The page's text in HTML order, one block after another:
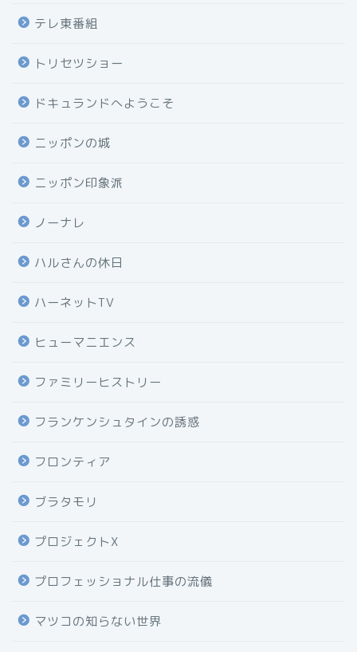
テレ東番組
トリセツショー
ドキュランドへようこそ
ニッポンの城
ニッポン印象派
ノーナレ
ハルさんの休日
ハーネットTV
ヒューマニエンス
ファミリーヒストリー
フランケンシュタインの誘惑
フロンティア
ブラタモリ
プロジェクトX
プロフェッショナル仕事の流儀
マツコの知らない世界